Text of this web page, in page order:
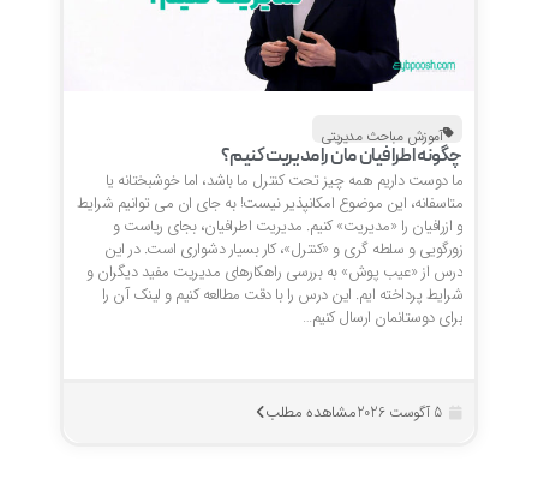
آموزش مباحث مدیریتی
چگونه اطرافیان مان را مدیریت کنیم؟
ما دوست داریم همه چیز تحت کنترل ما باشد، اما خوشبختانه یا
متاسفانه، این موضوع امکانپذیر نیست! به جای ان می توانیم شرایط
و ازرافیان را «مدیریت» کنیم. مدیریت اطرافیان، بجای ریاست و
زورگویی و سلطه گری و «کنترل»، کار بسیار دشواری است. در این
درس از «عیب پوش» به بررسی راهکارهای مدیریت مفید دیگران و
شرایط پرداخته ایم. این درس را با دقت مطالعه کنیم و لینک آن را
برای دوستانمان ارسال کنیم…
مشاهده مطلب